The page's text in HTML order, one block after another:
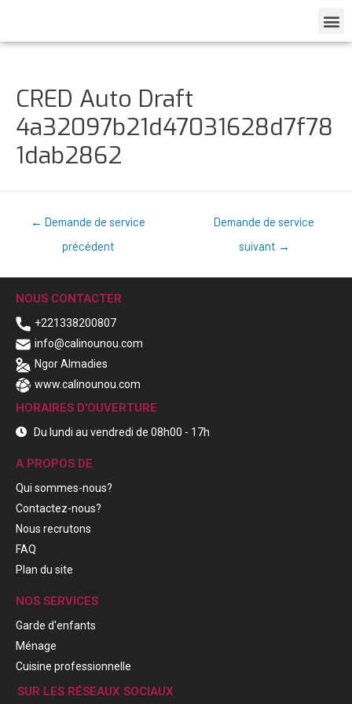
CRED Auto Draft
4a32097b21d47031628d7f78
1dab2862
← Demande de service
précédent
Demande de service
suivant →
NOUS CONTACTER
+221338200807
info@calinounou.com
Ngor Almadies
www.calinounou.com
HORAIRES D'OUVERTURE
Du lundi au vendredi de 08h00 - 17h
A PROPOS DE
Qui sommes-nous?
Contactez-nous?
Nous recrutons
FAQ
Plan du site
NOS SERVICES
Garde d'enfants
Ménage
Cuisine professionnelle
SUR LES RÉSEAUX SOCIAUX